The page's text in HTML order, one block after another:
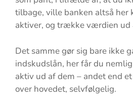
tilbage, ville banken altså her
aktiver, og trække værdien ud
Det samme gør sig bare ikke
indskudslån, her får du
aktiv ud af dem – andet end
over hovedet, selvfølgelig.